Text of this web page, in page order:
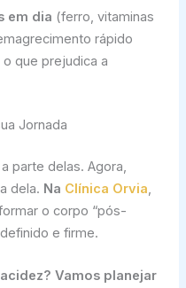
em dia (ferro, vitaminas
rápido
que prejudica a
Jornada
parte delas. Agora,
dela. Na Clínica Orvia
o corpo “pós-
e firme.
Vamos planejar